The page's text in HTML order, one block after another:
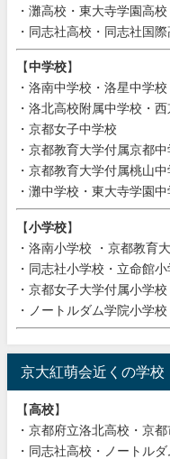
・灘高校・東大寺学園高
・同志社高校・同志社国
【中学校】
・洛南中学校・洛星中学校
・洛北高校附属中学校・
・京都女子中学校
・京都教育大学付属京都中
・京都教育大学付属桃山中
・灘中学校・東大寺学園
【小学校】
・洛南小学校 ・京都教育
・同志社小学校・立命館小
・京都女子大学付属小学校
・ノートルダム学院小学校
京大紅萌会近くの学校
【高校】
・京都府立洛北高校・京
・同志社高校・ノートル